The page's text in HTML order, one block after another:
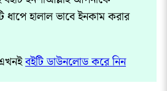
ধাপে হালাল ভাবে ইনকাম করার
বইটি ডাউনলোড করে নিন